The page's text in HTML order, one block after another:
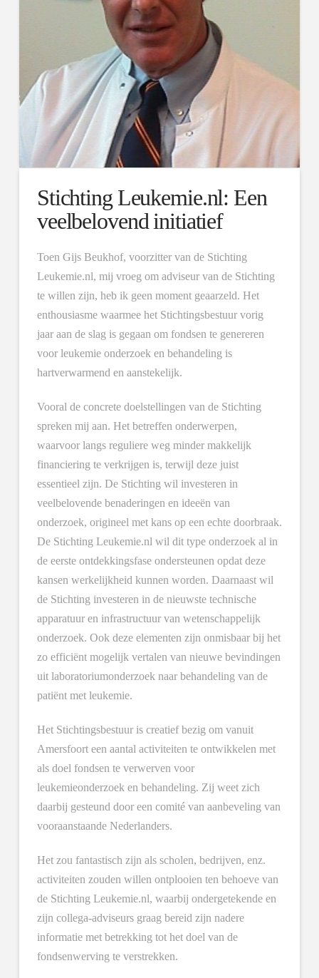
Stichting Leukemie.nl: Een
veelbelovend initiatief
Toen Gijs Beukhof, voorzitter van de Stichting
Leukemie.nl, mij vroeg om adviseur van de Stichting
te willen zijn, heb ik geen moment geaarzeld. Het
enthousiasme waarmee het Stichtingsbestuur vorig
jaar aan de slag is gegaan om fondsen te genereren
voor leukemie onderzoek en behandeling is
hartverwarmend en aanstekelijk.
Vooral de concrete doelstellingen van de Stichting
spreken mij aan. Het betreffen onderwerpen,
waarvoor langs reguliere weg minder makkelijk
financiering te verkrijgen is, terwijl deze juist
essentieel zijn. De Stichting wil investeren in
veelbelovende benaderingen en ideeën van
onderzoek, origineel met kans op een echte doorbraak.
De Stichting Leukemie.nl wil dit type onderzoek al in
de eerste ontdekkingsfase ondersteunen opdat deze
kansen werkelijkheid kunnen worden. Daarnaast wil
de Stichting investeren in de nieuwste technische
apparatuur en infrastructuur van wetenschappelijk
onderzoek. Ook deze elementen zijn onmisbaar bij het
zo efficiënt mogelijk vertalen van nieuwe bevindingen
uit laboratoriumonderzoek naar behandeling van de
patiënt met leukemie.
Het Stichtingsbestuur is creatief bezig om vanuit
Amersfoort een aantal activiteiten te ontwikkelen met
als doel fondsen te verwerven voor
leukemieonderzoek en behandeling. Zij weet zich
daarbij gesteund door een comité van aanbeveling van
vooraanstaande Nederlanders.
Het zou fantastisch zijn als scholen, bedrijven, enz.
activiteiten zouden willen ontplooien ten behoeve van
de Stichting Leukemie.nl, waarbij ondergetekende en
zijn collega-adviseurs graag bereid zijn nadere
informatie met betrekking tot het doel van de
fondsenwerving te verstrekken.